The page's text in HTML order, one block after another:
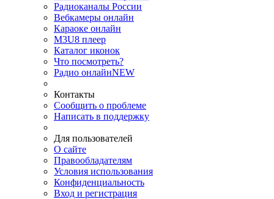
Радиоканалы России
Вебкамеры онлайн
Караоке онлайн
M3U8 плеер
Каталог иконок
Что посмотреть?
Радио онлайнNEW
Контакты
Сообщить о проблеме
Написать в поддержку
Для пользователей
О сайте
Правообладателям
Условия использования
Конфиденциальность
Вход и регистрация